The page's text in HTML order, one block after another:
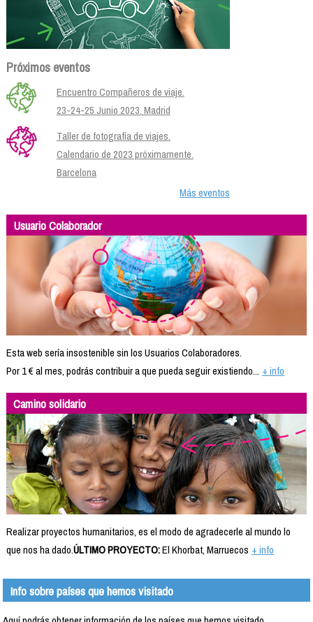
Próximos eventos
Encuentro Compañeros de viaje.
23-24-25 Junio 2023. Madrid
Taller de fotografía de viajes.
Calendario de 2023 próximamente.
Barcelona
Más eventos
Usuario Colaborador
Esta web sería insostenible sin los Usuarios Colaboradores.
Por 1 € al mes, podrás contribuir a que pueda seguir existiendo... + info
Camino solidario
Realizar proyectos humanitarios, es el modo de agradecerle al mundo lo
que nos ha dado.ÚLTIMO PROYECTO:El Khorbat, Marruecos + info
Info sobre países que hemos visitado